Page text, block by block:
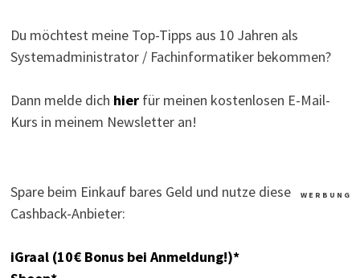
Du möchtest meine Top-Tipps aus 10 Jahren als
Systemadministrator / Fachinformatiker bekommen?
Dann melde dich hierfür meinen kostenlosen E-Mail-
Kurs in meinem Newsletter an!
W E R B U N G
Spare beim Einkauf bares Geld und nutze diese
Cashback-Anbieter:
iGraal (10€ Bonus bei Anmeldung!)*